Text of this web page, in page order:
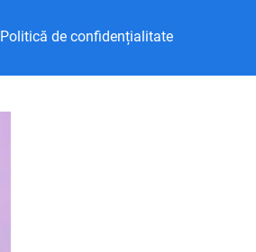
Politică de confidențialitate